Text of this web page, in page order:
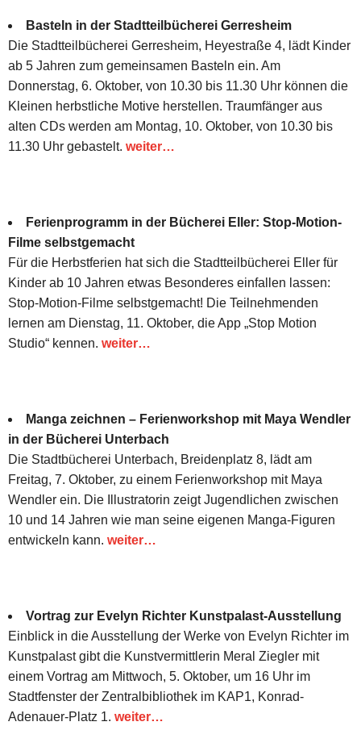
Basteln in der Stadtteilbücherei Gerresheim
Die Stadtteilbücherei Gerresheim, Heyestraße 4, lädt Kinder
ab 5 Jahren zum gemeinsamen Basteln ein. Am
Donnerstag, 6. Oktober, von 10.30 bis 11.30 Uhr können die
Kleinen herbstliche Motive herstellen. Traumfänger aus
alten CDs werden am Montag, 10. Oktober, von 10.30 bis
11.30 Uhr gebastelt. weiter…
Ferienprogramm in der Bücherei Eller: Stop-Motion-
Filme selbstgemacht
Für die Herbstferien hat sich die Stadtteilbücherei Eller für
Kinder ab 10 Jahren etwas Besonderes einfallen lassen:
Stop-Motion-Filme selbstgemacht! Die Teilnehmenden
lernen am Dienstag, 11. Oktober, die App „Stop Motion
Studio“ kennen. weiter…
Manga zeichnen – Ferienworkshop mit Maya Wendler
in der Bücherei Unterbach
Die Stadtbücherei Unterbach, Breidenplatz 8, lädt am
Freitag, 7. Oktober, zu einem Ferienworkshop mit Maya
Wendler ein. Die Illustratorin zeigt Jugendlichen zwischen
10 und 14 Jahren wie man seine eigenen Manga-Figuren
entwickeln kann. weiter…
Vortrag zur Evelyn Richter Kunstpalast-Ausstellung
Einblick in die Ausstellung der Werke von Evelyn Richter im
Kunstpalast gibt die Kunstvermittlerin Meral Ziegler mit
einem Vortrag am Mittwoch, 5. Oktober, um 16 Uhr im
Stadtfenster der Zentralbibliothek im KAP1, Konrad-
Adenauer-Platz 1. weiter…